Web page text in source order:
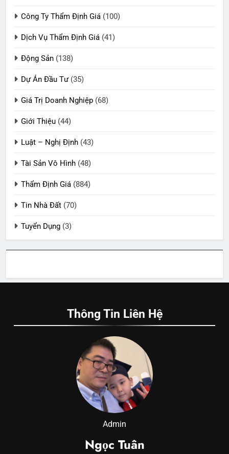
Công Ty Thẩm Định Giá (100)
Dịch Vụ Thẩm Định Giá (41)
Động Sản (138)
Dự Án Đầu Tư(35)
Giá Trị Doanh Nghiệp (68)
Giới Thiệu (44)
Luật – Nghị Định (43)
Tài Sản Vô Hình (48)
Thẩm Định Giá (884)
Tin Nhà Đất (70)
Tuyển Dụng (3)
Thông Tin Liên Hệ
Admin
Ngọc Tuân